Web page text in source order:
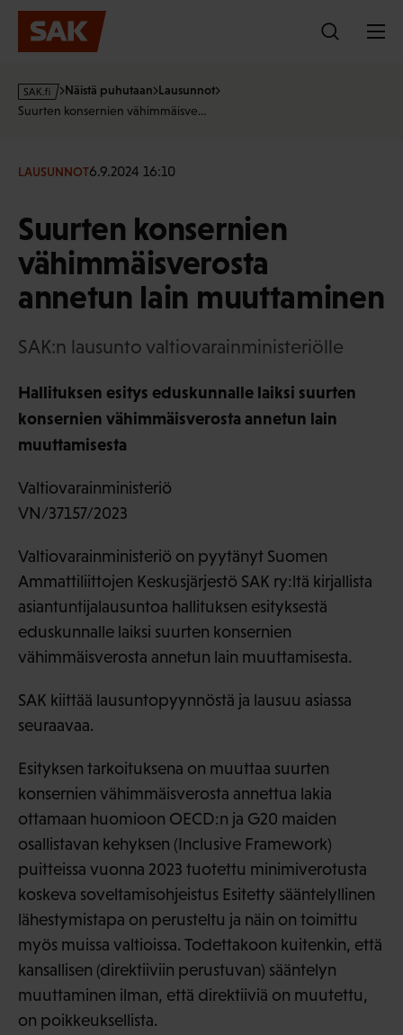
Hyppää
sisältöön
s
a
f
Näistä puhutaan Lausunnot
Suurten konsernien vähimmäisve…
LAUSUNNOT6.9.2024 16:10
Suurten konsernien
vähimmäisverosta
annetun lain muuttaminen
SAK:n lausunto valtiovarainministeriölle
Hallituksen esitys eduskunnalle laiksi suurten
konsernien vähimmäisverosta annetun lain
muuttamisesta
Valtiovarainministeriö
VN/37157/2023
Valtiovarainministeriö on pyytänyt Suomen
Ammattiliittojen Keskusjärjestö SAK ry:ltä kirjallista
asiantuntijalausuntoa hallituksen esityksestä
eduskunnalle laiksi suurten konsernien
vähimmäisverosta annetun lain muuttamisesta.
SAK kiittää lausuntopyynnöstä ja lausuu asiassa
seuraavaa.
Esityksen tarkoituksena on muuttaa suurten
konsernien vähimmäisverosta annettua lakia
ottamaan huomioon OECD:n ja G20 maiden
osallistavan kehyksen (Inclusive Framework)
puitteissa vuonna 2023 tuotettu minimiverotusta
koskeva soveltamisohjeistus Esitetty sääntelyllinen
lähestymistapa on perusteltu ja näin on toimittu
myös muissa valtioissa. Todettakoon kuitenkin, että
kansallisen (direktiiviin perustuvan) sääntelyn
muuttaminen ilman, että direktiiviä on muutettu,
on poikkeuksellista.